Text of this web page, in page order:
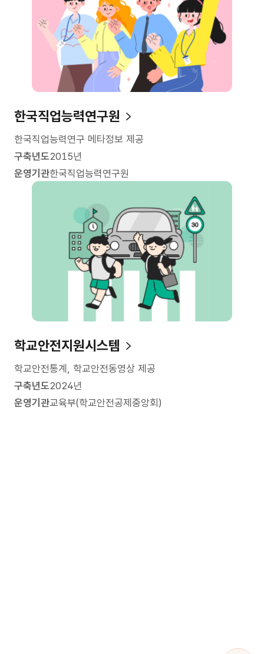
한국직업능력연구원
한국직업능력연구 메타정보 제공
구축년도2015년
운영기관한국직업능력연구원
학교안전지원시스템
학교안전통계, 학교안전동영상 제공
구축년도2024년
운영기관교육부(학교안전공제중앙회)